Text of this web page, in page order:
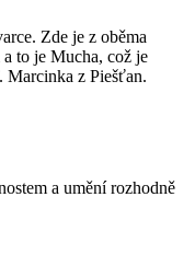
Zde je z oběma
to je Mucha, což je
Marcinka z Piešťan.
a umění rozhodně